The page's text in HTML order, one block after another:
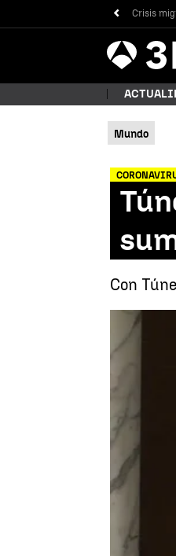
Crisis
Antena
3
Mundo
Con